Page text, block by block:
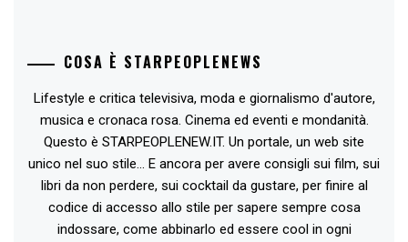
COSA È STARPEOPLENEWS
Lifestyle e critica televisiva, moda e giornalismo d'autore,
musica e cronaca rosa. Cinema ed eventi e mondanità.
Questo è STARPEOPLENEW.IT. Un portale, un web site
unico nel suo stile... E ancora per avere consigli sui film, sui
libri da non perdere, sui cocktail da gustare, per finire al
codice di accesso allo stile per sapere sempre cosa
indossare, come abbinarlo ed essere cool in ogni